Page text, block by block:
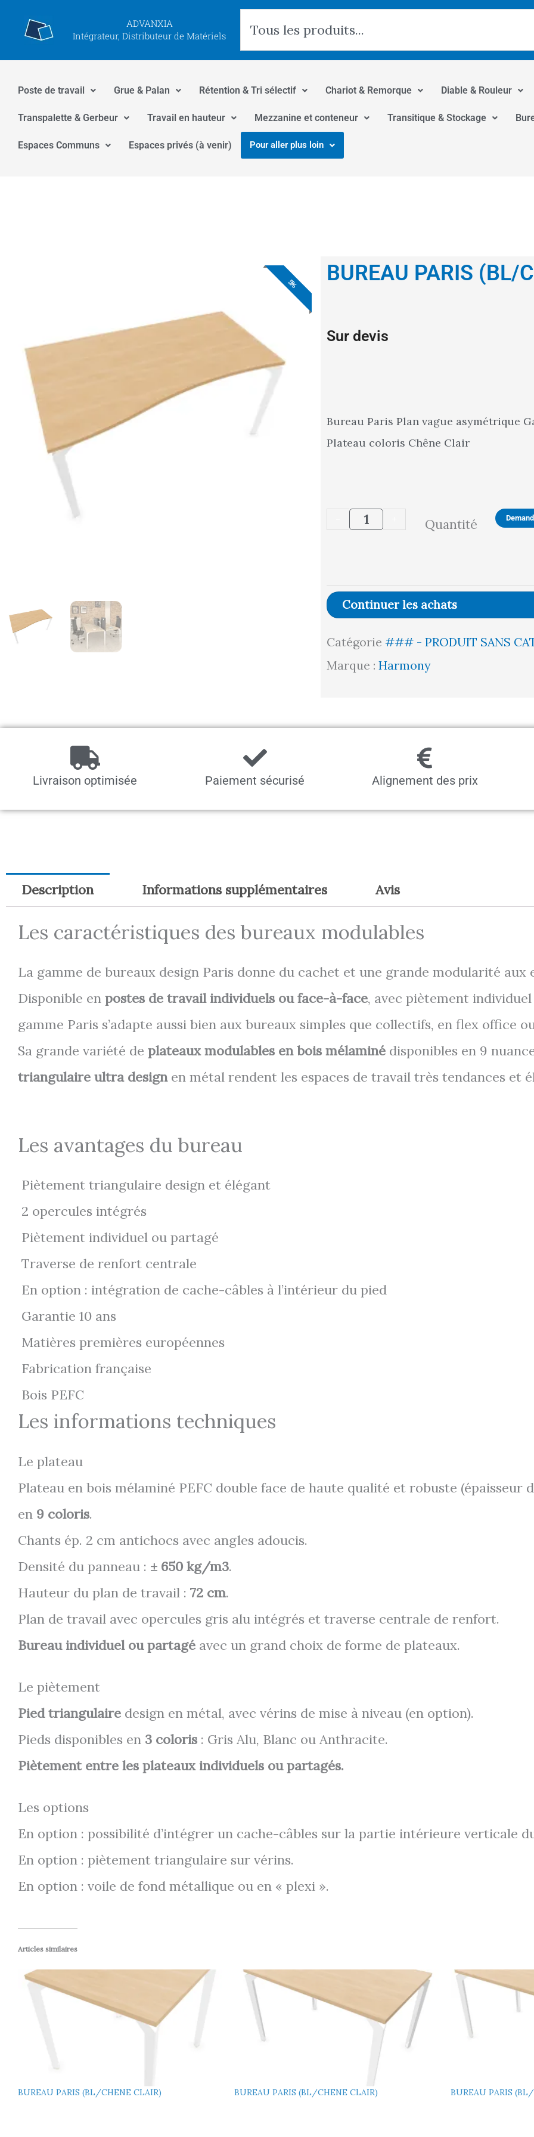
contenu
ADVANXIA
Intégrateur, Distributeur de Matériels
Poste de travail Grue & Palan Rétention & Tri sélectif Chariot & Remorque Diable & Rouleur
Transpalette & Gerbeur Travail en hauteur Mezzanine et conteneur Transitique & Stockage
Espaces Communs Espaces privés (à venir) Pour aller plus loin
5%
5%
5%
5%
5%
5%
5% BUREAU PARIS (BL/
Sur devis
Bureau Paris Plan vague asymétrique
Plateau coloris Chêne Clair
quantité
PARIS
(BL/CHENE
CLAIR)
Quantité
Continuer les achats
Catégorie ### - PRODUIT SANS
Marque : Harmony
Livraison optimisée Paiement sécurisé Alignement des prix
Description Informations supplémentaires Avis
Les caractéristiques des bureaux modulables
La gamme de bureaux design Paris donne du cachet et une grande modularité aux
Disponible en postes de travail individuels ou face-à-face, avec piètement
gamme Paris s’adapte aussi bien aux bureaux simples que collectifs, en flex office
Sa grande variété de plateaux modulables en bois mélaminé disponibles en 9
triangulaire ultra designen métal rendent les espaces de travail très tendances et
Les avantages du bureau
Piètement triangulaire design et élégant
2 opercules intégrés
Piètement individuel ou partagé
Traverse de renfort centrale
En option : intégration de cache-câbles à l’intérieur du pied
Garantie 10 ans
Matières premières européennes
Fabrication française
Bois PEFC
Les informations techniques
Le plateau
Plateau en bois mélaminé PEFC double face de haute qualité et robuste (épaisseur
en 9 coloris.
Chants ép. 2 cm antichocs avec angles adoucis.
Densité du panneau : ± 650 kg/m3.
Hauteur du plan de travail : 72 cm.
Plan de travail avec opercules gris alu intégrés et traverse centrale de renfort.
Bureau individuel ou partagé avec un grand choix de forme de plateaux.
Le piètement
Pied triangulaire design en métal, avec vérins de mise à niveau (en option).
Pieds disponibles en 3 coloris : Gris Alu, Blanc ou Anthracite.
Piètement entre les plateaux individuels ou partagés.
Les options
En option : possibilité d’intégrer un cache-câbles sur la partie intérieure verticale
En option : piètement triangulaire sur vérins.
En option : voile de fond métallique ou en « plexi ».
Articles similaires
BUREAU PARIS (BL/CHENE CLAIR) BUREAU PARIS (BL/CHENE CLAIR) BUREAU PARIS